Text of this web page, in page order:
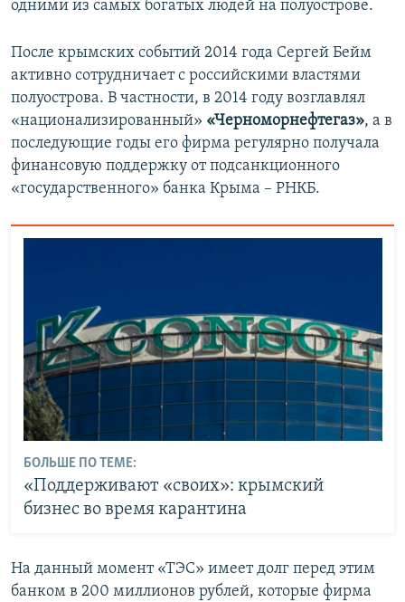
одними из самых богатых людей на полуострове.
После крымских событий 2014 года Сергей Бейм
активно сотрудничает с российскими властями
полуострова. В частности, в 2014 году возглавлял
«национализированный» «Черноморнефтегаз», а в
последующие годы его фирма регулярно получала
финансовую поддержку от подсанкционного
«государственного» банка Крыма – РНКБ.
БОЛЬШЕ ПО ТЕМЕ:
«Поддерживают «своих»: крымский
бизнес во время карантина
На данный момент «ТЭС» имеет долг перед этим
банком в 200 миллионов рублей, которые фирма